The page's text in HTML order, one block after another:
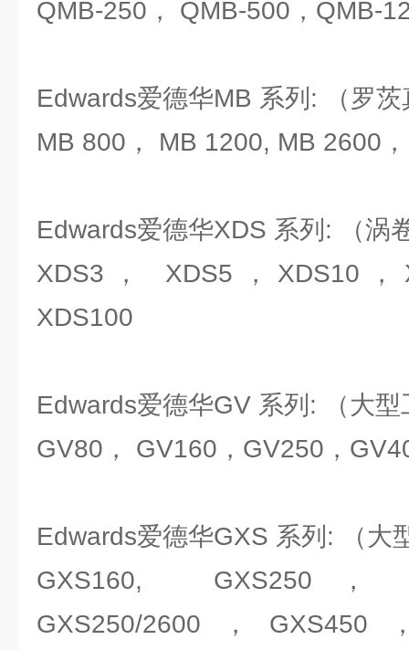
QMB-250， QMB-500，QMB-
Edwards爱德华MB 系列: （罗
MB 800， MB 1200, MB 2600
Edwards爱德华XDS 系列: （涡
XDS3， XDS5，XDS10，
XDS100
Edwards爱德华GV 系列: （大
GV80， GV160，GV250，
Edwards爱德华GXS 系列: （大
GXS160, GXS250，
GXS250/2600，GXS450